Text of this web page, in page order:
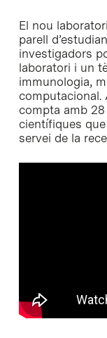
El nou
parell
investigadors
laboratori i un
immunologia,
computacional.
compta amb
científiques
servei de la